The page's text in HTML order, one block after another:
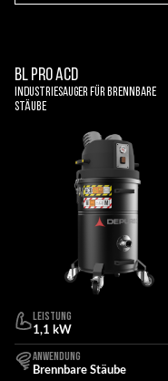
BL PRO ACD
Industriesauger für brennbare
Stäube
LEISTUNG
1,1 kW
ANWENDUNG
Brennbare Stäube